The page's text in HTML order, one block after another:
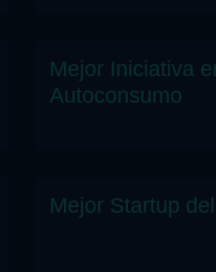
Mejor Iniciativa
Autoconsumo
Mejor Startup